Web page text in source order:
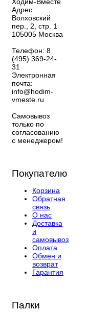
Адрес:
Волховский
пер., 2, стр. 1
105005 Москва
Телефон: 8
(495) 369-24-
31
Электронная
почта:
info@hodim-
vmeste.ru
Самовывоз
только по
согласованию
с менеджером!
Покупателю
Корзина
Обратная
связь
О нас
Доставка
и
самовывоз
Оплата
Обмен и
возврат
Гарантия
Палки